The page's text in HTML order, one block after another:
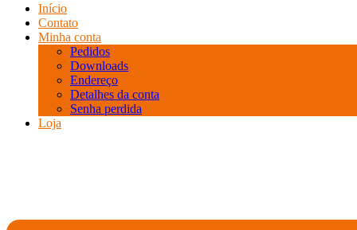
Início
Contato
Minha conta
Pedidos
Downloads
Endereço
Detalhes da conta
Senha perdida
Loja